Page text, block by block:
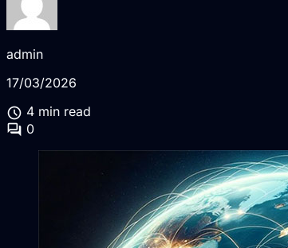
admin
17/03/2026
schedule 4 min read
forum 0